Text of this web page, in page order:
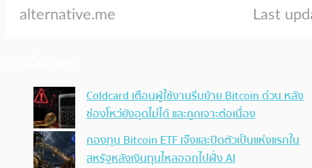
Coldcard เตือนผู้ใช้งานรีบย้าย Bitcoin ด่วน หลัง
ช่องโหว่ยังอุดไม่ได้ และถูกเจาะต่อเนื่อง
กองทุน Bitcoin ETF เจ๊งและปิดตัวเป็นแห่งแรกใน
สหรัฐหลังเงินทุนไหลออกไปฝั่ง AI